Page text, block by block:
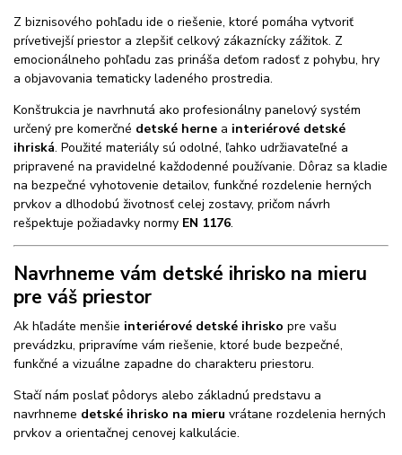
Z biznisového pohľadu ide o riešenie, ktoré pomáha vytvoriť
prívetivejší priestor a zlepšiť celkový zákaznícky zážitok. Z
emocionálneho pohľadu zas prináša deťom radosť z pohybu, hry
a objavovania tematicky ladeného prostredia.
Konštrukcia je navrhnutá ako profesionálny panelový systém
určený pre komerčné detské herne a interiérové detské
ihriská. Použité materiály sú odolné, ľahko udržiavateľné a
pripravené na pravidelné každodenné používanie. Dôraz sa kladie
na bezpečné vyhotovenie detailov, funkčné rozdelenie herných
prvkov a dlhodobú životnosť celej zostavy, pričom návrh
rešpektuje požiadavky normy EN 1176.
Navrhneme vám detské ihrisko na mieru
pre váš priestor
Ak hľadáte menšie interiérové detské ihrisko pre vašu
prevádzku, pripravíme vám riešenie, ktoré bude bezpečné,
funkčné a vizuálne zapadne do charakteru priestoru.
Stačí nám poslať pôdorys alebo základnú predstavu a
navrhneme detské ihrisko na mieru vrátane rozdelenia herných
prvkov a orientačnej cenovej kalkulácie.